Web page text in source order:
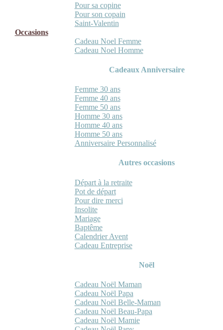
Pour sa copine
Pour son copain
Saint-Valentin
Occasions
Cadeau Noel Femme
Cadeau Noel Homme
Cadeaux Anniversaire
Femme 30 ans
Femme 40 ans
Femme 50 ans
Homme 30 ans
Homme 40 ans
Homme 50 ans
Anniversaire Personnalisé
Autres occasions
Départ à la retraite
Pot de départ
Pour dire merci
Insolite
Mariage
Baptême
Calendrier Avent
Cadeau Entreprise
Noël
Cadeau Noël Maman
Cadeau Noël Papa
Cadeau Noël Belle-Maman
Cadeau Noël Beau-Papa
Cadeau Noël Mamie